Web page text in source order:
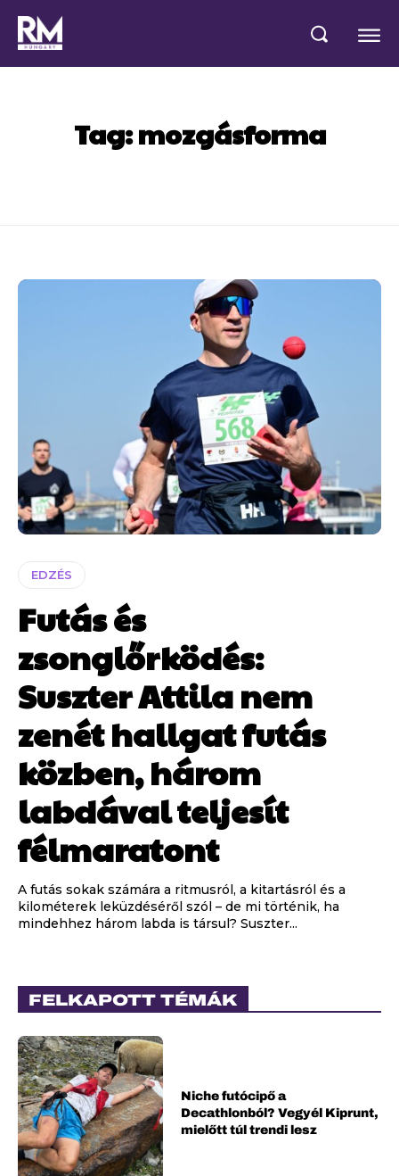
Tag:mozgásforma
EDZÉS
Futás és
zsonglőrködés:
Suszter Attila nem
zenét hallgat futás
közben, három
labdával teljesít
félmaratont
A futás sokak számára a ritmusról, a kitartásról és a
kilométerek leküzdéséről szól – de mi történik, ha
mindehhez három labda is társul? Suszter...
FELKAPOTT TÉMÁK
Niche futócipő a
Decathlonból? Vegyél Kiprunt,
mielőtt túl trendi lesz